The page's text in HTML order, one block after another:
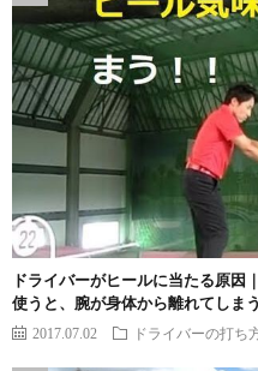
ドライバーがヒールに当たる原因
使うと、腕が身体から離れてしま
2017.07.02 ドライバーの打ち